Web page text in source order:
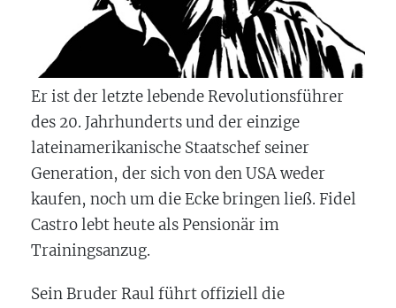
Er ist der letzte lebende Revolutionsführer
des 20. Jahrhunderts und der einzige
lateinamerikanische Staatschef seiner
Generation, der sich von den USA weder
kaufen, noch um die Ecke bringen ließ. Fidel
Castro lebt heute als Pensionär im
Trainingsanzug.
Sein Bruder Raul führt offiziell die